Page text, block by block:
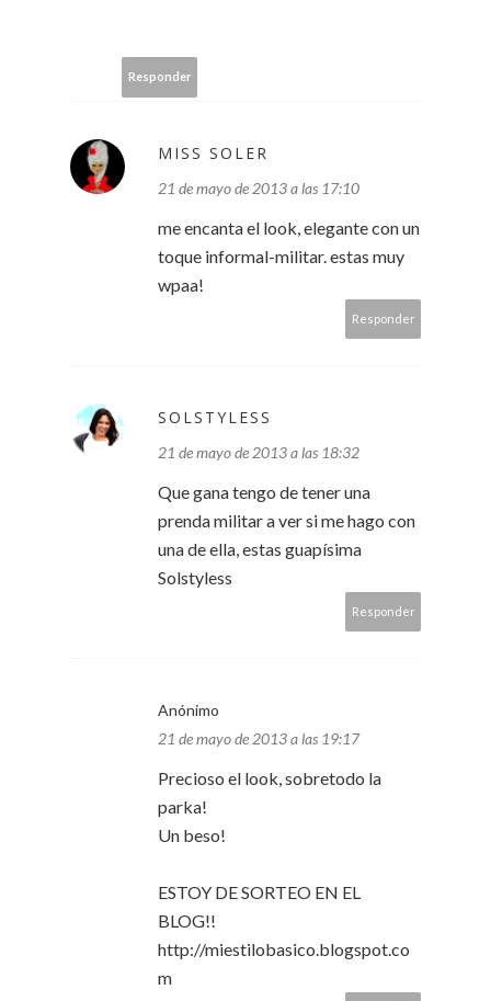
Responder
MISS SOLER
21 de mayo de 2013 a las 17:10
me encanta el look, elegante con un
toque informal-militar. estas muy
wpaa!
Responder
SOLSTYLESS
21 de mayo de 2013 a las 18:32
Que gana tengo de tener una
prenda militar a ver si me hago con
una de ella, estas guapísima
Solstyless
Responder
Anónimo
21 de mayo de 2013 a las 19:17
Precioso el look, sobretodo la
parka!
Un beso!
ESTOY DE SORTEO EN EL
BLOG!!
http://miestilobasico.blogspot.co
m